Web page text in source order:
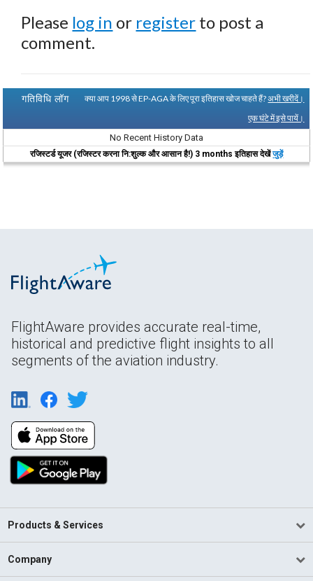
Please log in or register to post a
comment.
गतिविधि लॉग क्या आप 1998 से EP-AGA के लिए पूरा इतिहास खोज चाहते हैं?अभी खरीदें।
एक घंटे में इसे पायें।
No Recent History Data
रजिस्टर्ड यूजर (रजिस्टर करना नि:शुल्क और आसान है!) 3 months इतिहास देखेंजुड़ें
FlightAware provides accurate real-time,
historical and predictive flight insights to all
segments of the aviation industry.
Products & Services
Company